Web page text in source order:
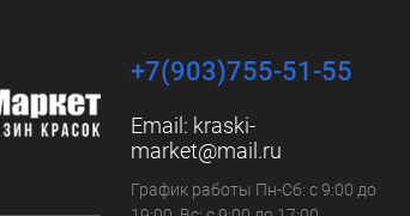
+7(903)755-51-55
Email: kraski-
market@mail.ru
График работы Пн-Сб: с 9:00 до